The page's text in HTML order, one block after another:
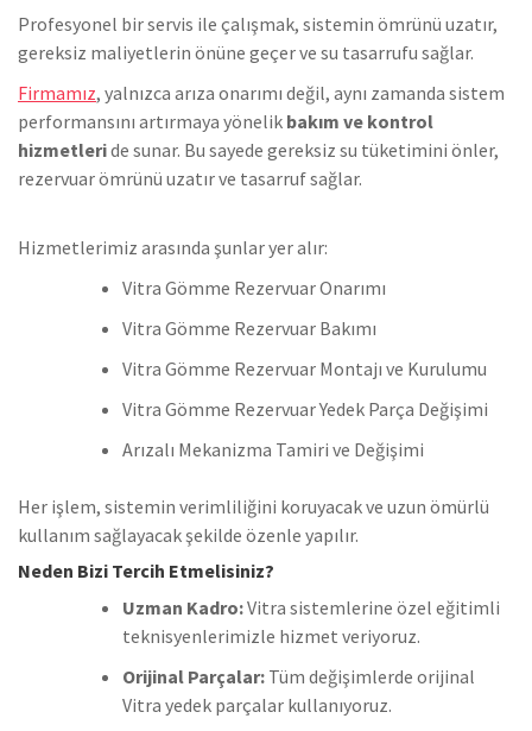
Profesyonel bir servis ile çalışmak, sistemin ömrünü uzatır,
gereksiz maliyetlerin önüne geçer ve su tasarrufu sağlar.
Firmamız, yalnızca arıza onarımı değil, aynı zamanda sistem
performansını artırmaya yönelik bakım ve kontrol
hizmetleride sunar. Bu sayede gereksiz su tüketimini önler,
rezervuar ömrünü uzatır ve tasarruf sağlar.
Hizmetlerimiz arasında şunlar yer alır:
Vitra Gömme Rezervuar Onarımı
Vitra Gömme Rezervuar Bakımı
Vitra Gömme Rezervuar Montajı ve Kurulumu
Vitra Gömme Rezervuar Yedek Parça Değişimi
Arızalı Mekanizma Tamiri ve Değişimi
Her işlem, sistemin verimliliğini koruyacak ve uzun ömürlü
kullanım sağlayacak şekilde özenle yapılır.
Neden Bizi Tercih Etmelisiniz?
Uzman Kadro:Vitra sistemlerine özel eğitimli
teknisyenlerimizle hizmet veriyoruz.
Orijinal Parçalar: Tüm değişimlerde orijinal
Vitra yedek parçalar kullanıyoruz.